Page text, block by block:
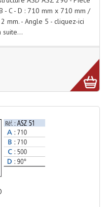
HORAIRES
- C - D : 710 mm x 710 mm /
mm. - Angle 5 - cliquez-ici